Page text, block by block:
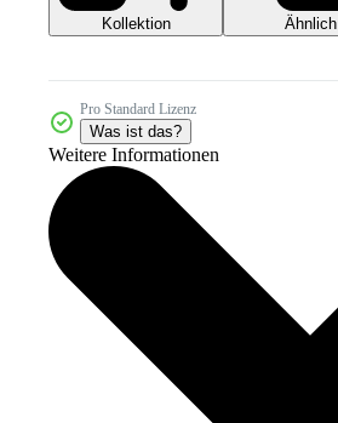
Kollektion Ähnlich
Pro Standard Lizenz
Was ist das?
Weitere Informationen